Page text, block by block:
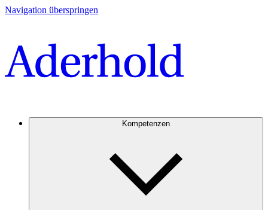
Navigation überspringen
Kompetenzen